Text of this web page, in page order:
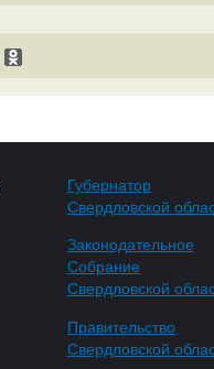
Губернатор
Свердловской
Законодательное
Собрание
Свердловской
Правительство
Свердловской